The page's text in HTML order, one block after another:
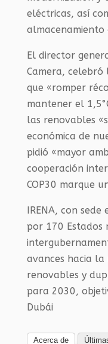
eléctricas, así
almacenamiento
El director
Camera,
que «romper
mantener el
las renovables
económica de
pidió «mayor
cooperación
COP30 marque
IRENA, con sede
por 170 Estados
avances hacia
renovables y
para 2030,
Dubái
Acerca de